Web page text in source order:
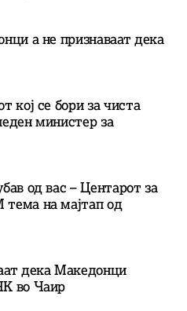
а не признаваат дека
кој се бори за чиста
министер за
од вас – Центарот за
на мајтап од
дека Македонци
во Чаир